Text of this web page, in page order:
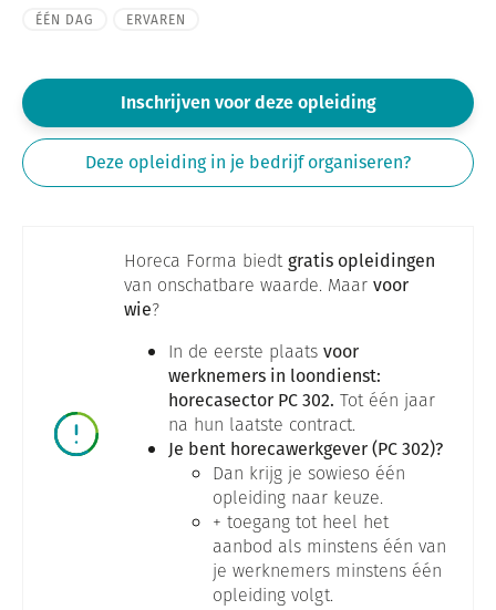
ÉÉN DAG ERVAREN
Inschrijven voor deze opleiding
Deze opleiding in je bedrijf organiseren?
Horeca Forma biedtgratis opleidingen
van onschatbare waarde. Maar voor
wie?
In de eerste plaats voor
werknemers in loondienst:
horecasector PC 302. Tot één jaar
na hun laatste contract.
Je bent horecawerkgever (PC 302)?
Dan krijg je sowieso één
opleiding naar keuze.
+ toegang tot heel het
aanbod als minstens één van
je werknemers minstens één
opleiding volgt.